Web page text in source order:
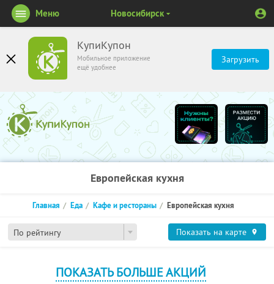
КупиКупон
Мобильное приложение
ещё удобнее
Загрузить
Меню Новосибирск
Европейская кухня
По рейтингу
Главная Еда Кафе и рестораны Европейская кухня
Показать на карте
ПОКАЗАТЬ БОЛЬШЕ АКЦИЙ